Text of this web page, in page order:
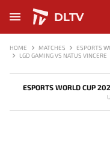
DLTV
HOME MATCHES
ESPORTS
LGD GAMING VS NATUS VINCERE
ESPORTS WORLD CUP